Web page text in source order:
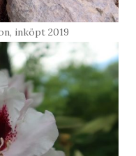
inköpt 2019